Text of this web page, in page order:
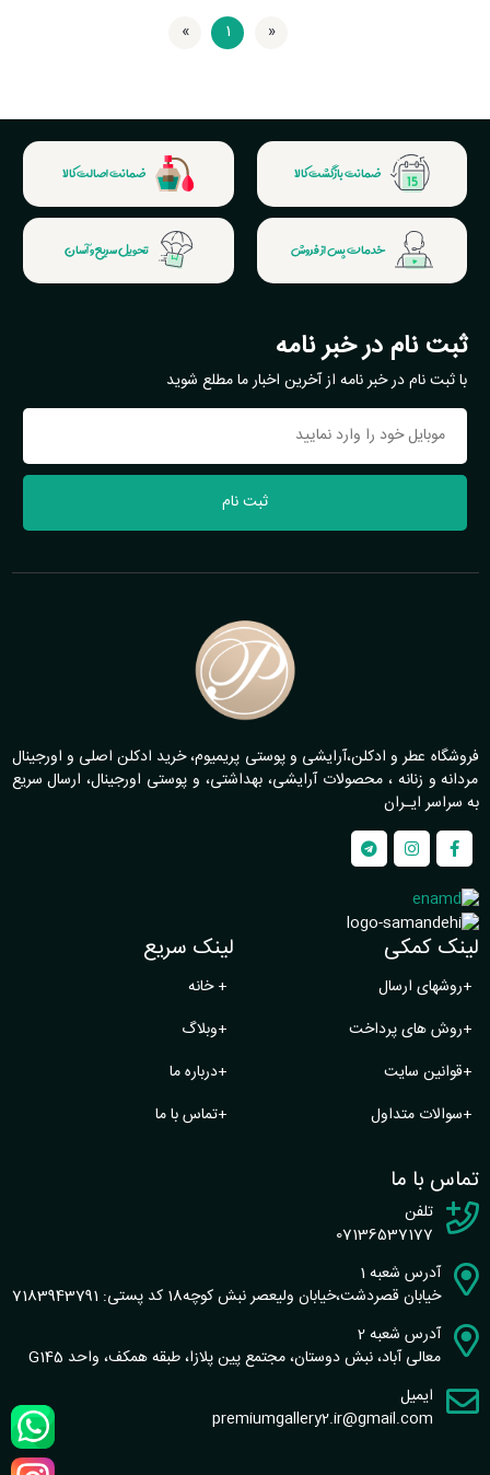
«اولین 1
»آخرین
ضمانت بازگشت کالا ضمانت اصالت کالا
خدمات پس از فروش تحویل سریع و آسان
ثبت نام در خبر نامه
با ثبت نام در خبر نامه از آخرین اخبار ما مطلع شوید
ثبت نام
فروشگاه عطر و ادکلن،آرایشی و پوستی پریمیوم، خرید ادکلن اصلی و اورجینال
مردانه و زنانه ، محصولات آرایشی، بهداشتی، و پوستی اورجینال، ارسال سریع
به سراسر ایـران
لینک کمکی
+روشهای ارسال
+روش های پرداخت
+قوانین سایت
+سوالات متداول
لینک سریع
+خانه
+وبلاگ
+درباره ما
+تماس با ما
تماس با ما
تلفن
07136537177
آدرس شعبه 1
خیابان قصردشت،خیابان ولیعصر نبش کوچه18 کد پستی: 7183943791
آدرس شعبه 2
معالی آباد، نبش دوستان، مجتمع پین پلازا، طبقه همکف، واحد G145
ایمیل
premiumgallery2.ir@gmail.com